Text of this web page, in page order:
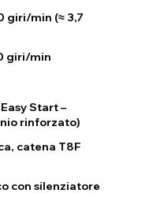
giri/min (≈ 3,7
giri/min
Start –
rinforzato)
catena T8F
con silenziatore